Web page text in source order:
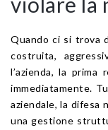
Quando ci si trova
costruita,
l’azienda, la
immediatamente.
aziendale, la difesa
una gestione